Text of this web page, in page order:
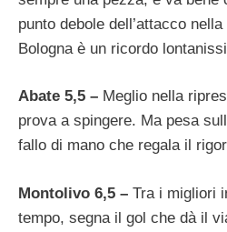
punto debole dell’attacco
Bologna è un ricordo
Abate 5,5 – Meglio nella
prova a spingere. Ma pesa
fallo di mano che regala il
Montolivo 6,5 – Tra i migliori
tempo, segna il gol che dà il